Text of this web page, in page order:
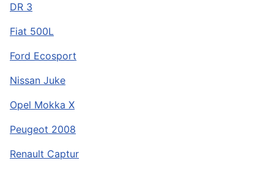
DR 3
Fiat 500L
Ford Ecosport
Nissan Juke
Opel Mokka X
Peugeot 2008
Renault Captur